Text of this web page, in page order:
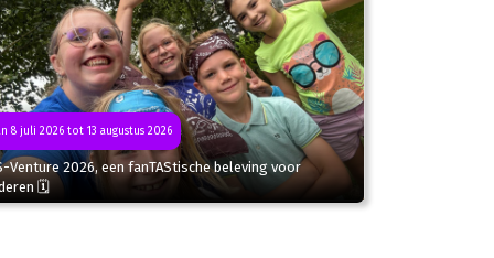
8 juli 2026 tot 13 augustus 2026
Venture 2026, een fanTAStische beleving voor
🗓